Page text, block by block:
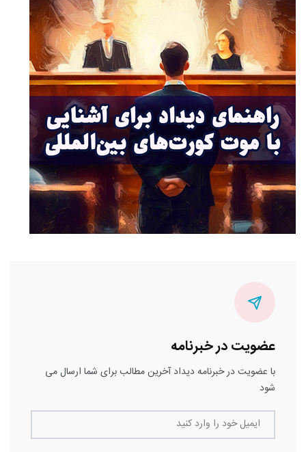
عضویت در خبرنامه
با عضویت در خبرنامه دیداد آخرین مطالب برای شما ارسال می
شود
ایمیل خود را وارد کنید